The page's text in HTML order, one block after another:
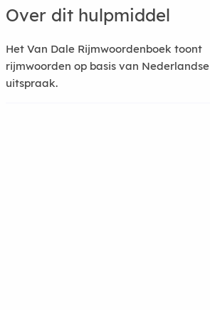
Over dit hulpmiddel
Het Van Dale Rijmwoordenboek toont
rijmwoorden op basis van Nederlandse
uitspraak.